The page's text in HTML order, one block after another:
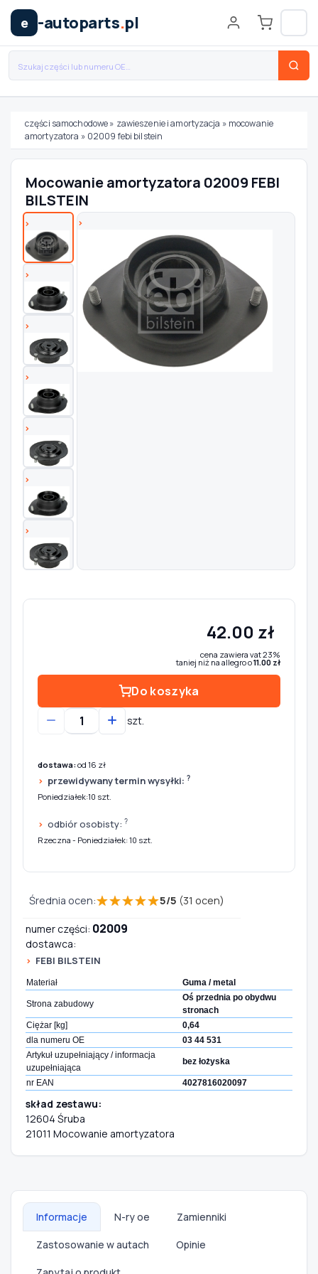
e -autoparts.pl
Wybierz swój pojazd
MARKA
MODEL
TYP / SILNIK
Szukaj pasujących części
części samochodowe» zawieszenie i amortyzacja » mocowanie
amortyzatora » 02009 febi bilstein
Mocowanie amortyzatora 02009 FEBI
BILSTEIN
42.00 zł
cena zawiera vat 23%
taniej niż na allegro o11.00 zł
Do koszyka
szt.
dostawa:od 16 zł
przewidywany termin wysyłki: ?
Poniedziałek:10 szt.
odbiór osobisty: ?
Rzeczna - Poniedziałek: 10 szt.
Średnia ocen:★★★★★5/5 (31 ocen)
numer części: 02009
dostawca:
FEBI BILSTEIN
Materiał Guma / metal
Strona zabudowy
Oś przednia po obydwu
stronach
Ciężar [kg]
0,64
dla numeru OE
03 44 531
Artykuł uzupełniający / informacja
uzupełniająca
bez łożyska
nr EAN 4027816020097
skład zestawu:
12604 Śruba
21011 Mocowanie amortyzatora
Informacje N-ry oe Zamienniki
Zastosowanie w autach Opinie